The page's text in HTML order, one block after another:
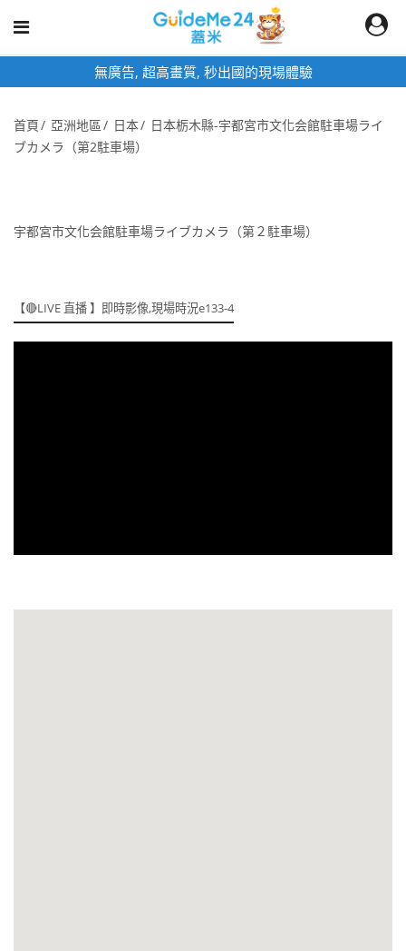
無廣告, 超高畫質, 秒出國的現場體驗
首頁 亞洲地區 日本
日本栃木縣-宇都宮市文化会館駐車場ライ
ブカメラ（第2駐車場）
宇都宮市文化会館駐車場ライブカメラ（第２駐車場）
【🔴LIVE 直播 】即時影像,現場時況e133-4